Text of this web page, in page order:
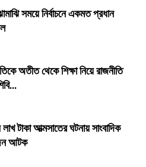
সময়ে নির্বাচনে একমত প্রধান
অতীত থেকে শিক্ষা নিয়ে রাজনীতি
টাকা আত্মসাতের ঘটনায় সাংবাদিক
আটক